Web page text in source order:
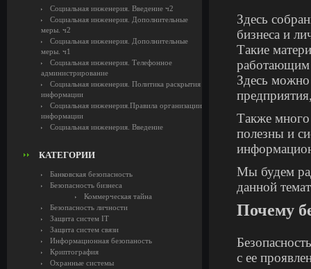
Социальная инженерия. Введение ч2
Социальная инженерия. Дополнительные
меры. ч2
Социальная инженерия. Дополнительные
меры. ч1
Социальная инженерия. Телефонное
администрирование
Социальная инженерия. Политика раскрытия
информации
Социальная инженерия.Правила организации
информации
Социальная инженерия. Введение
КАТЕГОРИИ
Банковская безопасность
Безопасность бизнеса
Коммерческая тайна
Безопасность личности
Защита систем IT
Защита систем связи
Информационная безопаность
Криптография
Охранные системы
Здесь
бизнеса и
Такие
работающим
Здесь
Также много
полезны и
Мы будем
данной
Почему
с ее